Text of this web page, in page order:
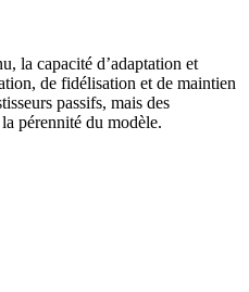
la capacité d’adaptation et
de fidélisation et de maintien
passifs, mais des
pérennité du modèle.